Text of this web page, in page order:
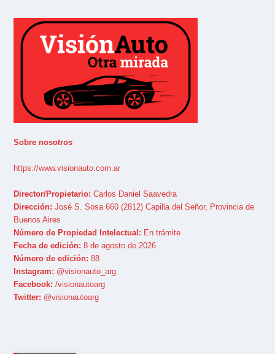
Sobre nosotros
https://www.visionauto.com.ar
Director/Propietario: Carlos Daniel Saavedra
Dirección: José S. Sosa 660 (2812) Capilla del Señor, Provincia de
Buenos Aires
Número de Propiedad Intelectual: En trámite
Fecha de edición: 8 de agosto de 2026
Número de edición: 88
Instagram: @visionauto_arg
Facebook: /visionautoarg
Twitter: @visionautoarg